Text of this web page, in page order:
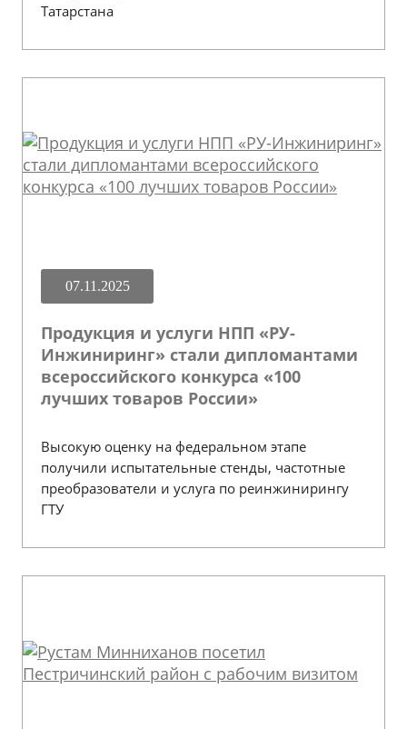
Татарстана
07.11.2025
Продукция и услуги НПП «РУ-
Инжиниринг» стали дипломантами
всероссийского конкурса «100
лучших товаров России»
Высокую оценку на федеральном этапе
получили испытательные стенды, частотные
преобразователи и услуга по реинжинирингу
ГТУ